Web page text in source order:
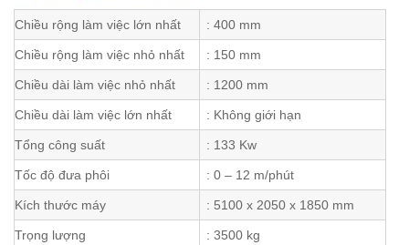
Chiều rộng làm việc lớn nhất : 400 mm
Chiều rộng làm việc nhỏ nhất : 150 mm
Chiều dài làm việc nhỏ nhất : 1200 mm
Chiều dài làm việc lớn nhất : Không giới hạn
Tổng công suất : 133 Kw
Tốc độ đưa phôi : 0 – 12 m/phút
Kích thước máy : 5100 x 2050 x 1850 mm
Trọng lượng : 3500 kg